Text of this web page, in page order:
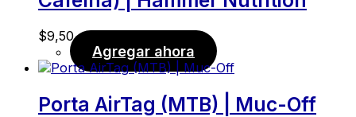
$9,50
Agregar ahora
Porta AirTag (MTB) | Muc-Off